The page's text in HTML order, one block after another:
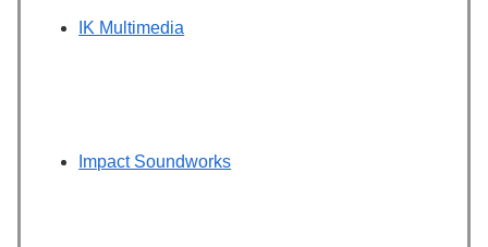
IK Multimedia
Impact Soundworks